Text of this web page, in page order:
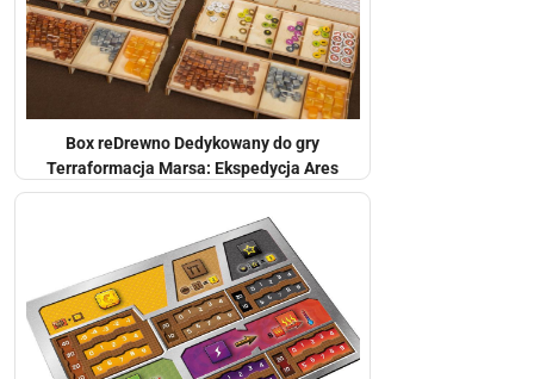
Box reDrewno Dedykowany do gry
Terraformacja Marsa: Ekspedycja Ares